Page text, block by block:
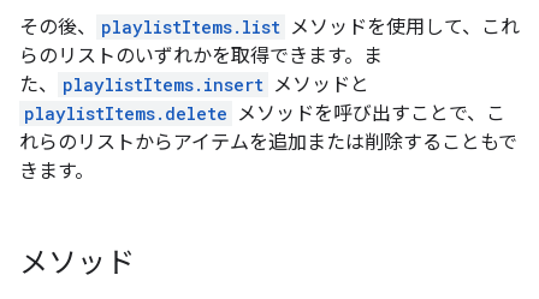
その後、 playlistItems.list メソッドを使用して、これ
らのリストのいずれかを取得できます。ま
た、
playlistItems.insert メソッドと
playlistItems.delete メソッドを呼び出すことで、こ
れらのリストからアイテムを追加または削除することもで
きます。
メソッド